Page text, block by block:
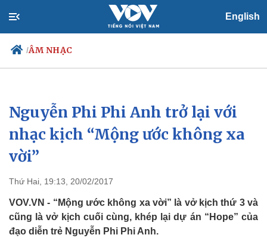
English
/ÂM NHẠC
Chính trị
Đảng
Tổ chức nhân sự
Quốc hội
Xã hội
Tin 24h
Dự báo thời tiết
Nguyễn Phi Phi Anh trở lại với
nhạc kịch “Mộng ước không xa
vời”
Thứ Hai, 19:13, 20/02/2017
VOV.VN - “Mộng ước không xa vời” là vở kịch thứ 3 và
cũng là vở kịch cuối cùng, khép lại dự án “Hope” của
đạo diễn trẻ Nguyễn Phi Phi Anh.